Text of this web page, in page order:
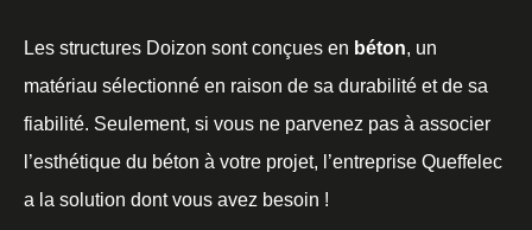
Les structures Doizon sont conçues en béton, un
matériau sélectionné en raison de sa durabilité et de sa
fiabilité. Seulement, si vous ne parvenez pas à associer
l’esthétique du béton à votre projet, l’entreprise Queffelec
a la solution dont vous avez besoin !